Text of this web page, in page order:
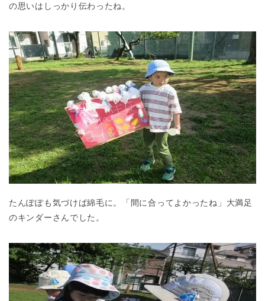
の思いはしっかり伝わったね。
たんぽぽも気づけば綿毛に。「間に合ってよかったね」大満足
のキンダーさんでした。